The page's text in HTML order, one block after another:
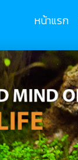
หน้าแรก